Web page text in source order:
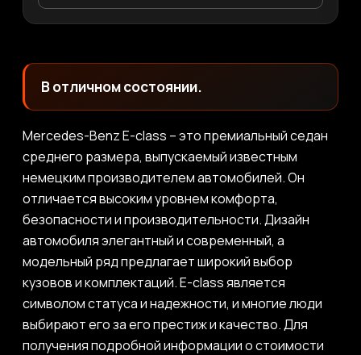
В отличном состоянии.
Mercedes-Benz E-class – это премиальный седан
среднего размера, выпускаемый известным
немецким производителем автомобилей. Он
отличается высоким уровнем комфорта,
безопасности и производительности. Дизайн
автомобиля элегантный и современный, а
модельный ряд предлагает широкий выбор
кузовов и комплектаций. E-class является
символом статуса и надежности, и многие люди
выбирают его за его престиж и качество. Для
получения подробной информации о стоимости